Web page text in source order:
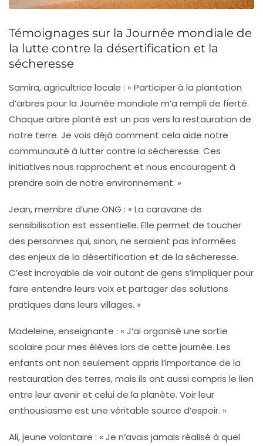
Témoignages sur la Journée mondiale de
la lutte contre la désertification et la
sécheresse
Samira, agricultrice locale : « Participer à la plantation
d’arbres pour la Journée mondiale m’a rempli de fierté.
Chaque arbre planté est un pas vers la restauration de
notre terre. Je vois déjà comment cela aide notre
communauté à lutter contre la sécheresse. Ces
initiatives nous rapprochent et nous encouragent à
prendre soin de notre environnement. »
Jean, membre d’une ONG : « La caravane de
sensibilisation est essentielle. Elle permet de toucher
des personnes qui, sinon, ne seraient pas informées
des enjeux de la désertification et de la sécheresse.
C’est incroyable de voir autant de gens s’impliquer pour
faire entendre leurs voix et partager des solutions
pratiques dans leurs villages. »
Madeleine, enseignante : « J’ai organisé une sortie
scolaire pour mes élèves lors de cette journée. Les
enfants ont non seulement appris l’importance de la
restauration des terres, mais ils ont aussi compris le lien
entre leur avenir et celui de la planète. Voir leur
enthousiasme est une véritable source d’espoir. »
Ali, jeune volontaire : « Je n’avais jamais réalisé à quel